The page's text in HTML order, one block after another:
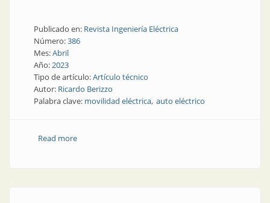
Publicado en: Revista Ingeniería Eléctrica
Número:386
Mes:Abril
Año:2023
Tipo de artículo:Artículo técnico
Autor: Ricardo Berizzo
Palabra clave: movilidad eléctrica auto eléctrico
Read moreabout Prevención de daños en rodamientos por